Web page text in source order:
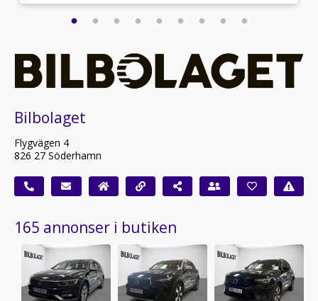
Bilbolaget
Flygvägen 4
826 27 Söderhamn
165 annonser i butiken